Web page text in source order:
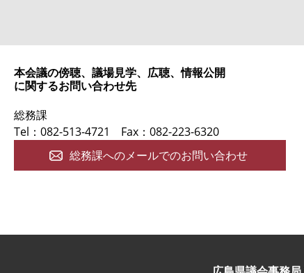
本会議の傍聴、議場見学、広聴、情報公開
に関するお問い合わせ先
総務課
Tel：082-513-4721
Fax：082-223-6320
総務課へのメールでのお問い合わせ